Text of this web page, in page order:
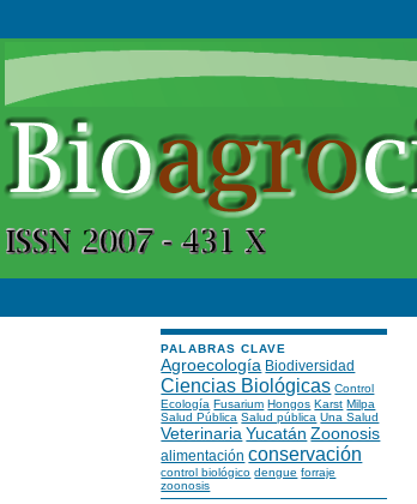
PALABRAS CLAVE
Agroecología Biodiversidad
Ciencias Biológicas Control
Ecología Fusarium Hongos Karst Milpa
Salud Pública Salud pública Una Salud
Veterinaria Yucatán Zoonosis
alimentación conservación
control biológico dengue forraje
zoonosis